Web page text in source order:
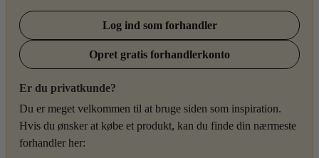
Log ind som forhandler
Opret gratis forhandlerkonto
Er du privatkunde?
Du er meget velkommen til at bruge siden som inspiration.
Hvis du ønsker at købe et produkt, kan du finde din nærmeste
forhandler her: